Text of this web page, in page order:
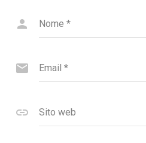
Nome *
Email *
Sito web